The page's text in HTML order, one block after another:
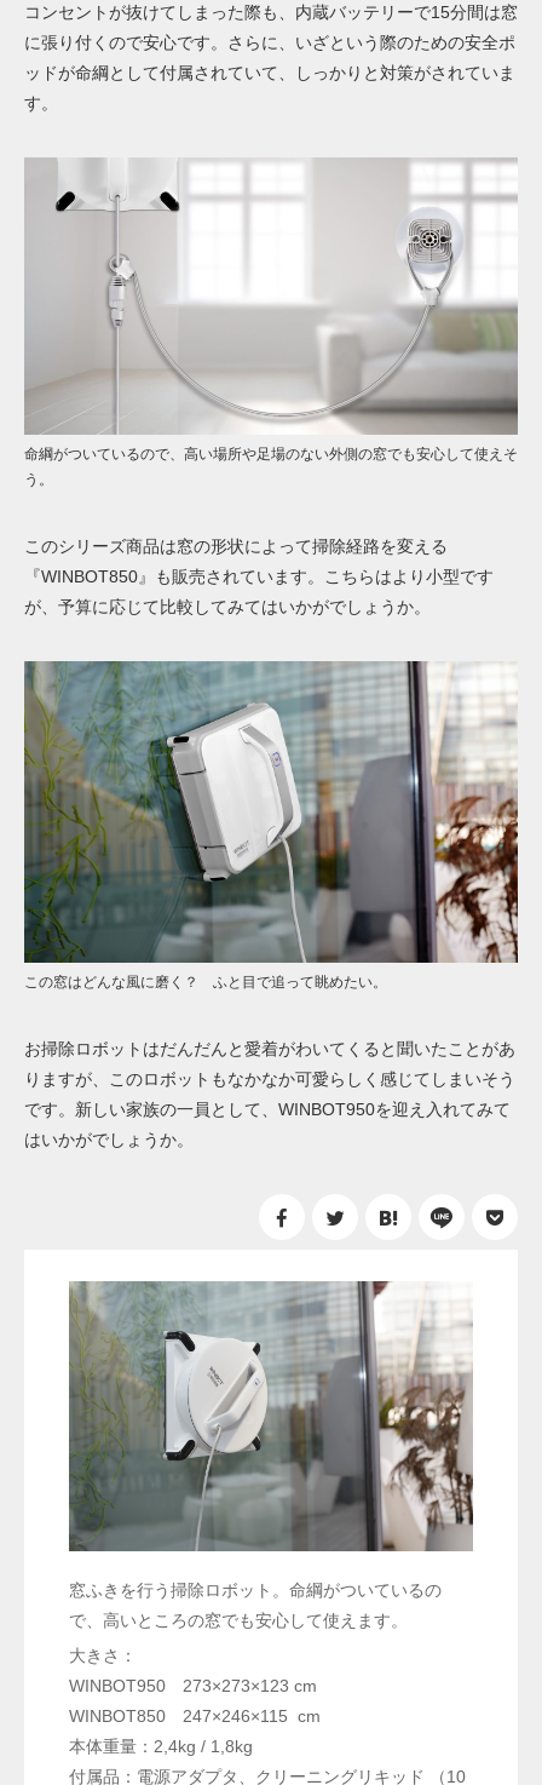
コンセントが抜けてしまった際も、内蔵バッテリーで15分間は窓
に張り付くので安心です。さらに、いざという際のための安全ポ
ッドが命綱として付属されていて、しっかりと対策がされていま
す。
命綱がついているので、高い場所や足場のない外側の窓でも安心して使えそ
う。
このシリーズ商品は窓の形状によって掃除経路を変える
『WINBOT850』も販売されています。こちらはより小型です
が、予算に応じて比較してみてはいかがでしょうか。
この窓はどんな風に磨く？ ふと目で追って眺めたい。
お掃除ロボットはだんだんと愛着がわいてくると聞いたことがあ
りますが、このロボットもなかなか可愛らしく感じてしまいそう
です。新しい家族の一員として、WINBOT950を迎え入れてみて
はいかがでしょうか。
窓ふきを行う掃除ロボット。命綱がついているの
で、高いところの窓でも安心して使えます。
大きさ：
WINBOT950 273×273×123 cm
WINBOT850 247×246×115 cm
本体重量：2,4kg / 1,8kg
付属品：電源アダプタ、クリーニングリキッド （10